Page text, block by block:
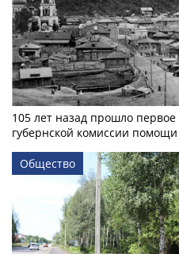
105 лет назад прошло первое
губернской комиссии
Общество